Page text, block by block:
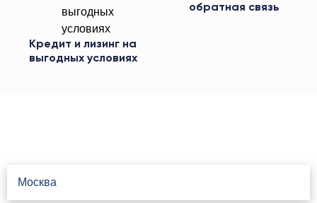
Кредит и лизинг на
выгодных условиях
обратная связь
Москва